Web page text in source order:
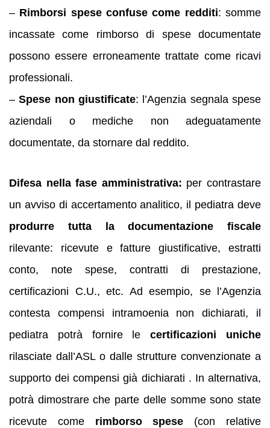
– Rimborsi spese confuse come redditi: somme
incassate come rimborso di spese documentate
possono essere erroneamente trattate come ricavi
professionali.
–Spese non giustificate: l’Agenzia segnala spese
aziendali o mediche non adeguatamente
documentate, da stornare dal reddito.
Difesa nella fase amministrativa: per contrastare
un avviso di accertamento analitico, il pediatra deve
produrre tutta la documentazione fiscale
rilevante: ricevute e fatture giustificative, estratti
conto, note spese, contratti di prestazione,
certificazioni C.U., etc. Ad esempio, se l’Agenzia
contesta compensi intramoenia non dichiarati, il
pediatra potrà fornire lecertificazioni uniche
rilasciate dall’ASL o dalle strutture convenzionate a
supporto dei compensi già dichiarati . In alternativa,
potrà dimostrare che parte delle somme sono state
ricevute come rimborso spese (con relative